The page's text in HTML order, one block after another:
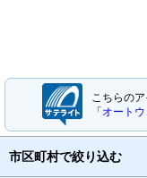
こちらの
「 オート
市区町村で絞り込む